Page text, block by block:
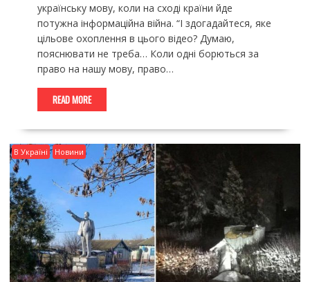
українську мову, коли на сході країни йде
потужна інформаційна війна. “І здогадайтеся, яке
цільове охоплення в цього відео? Думаю,
пояснювати не треба… Коли одні борються за
право на нашу мову, право…
READ MORE
В Україні Новини